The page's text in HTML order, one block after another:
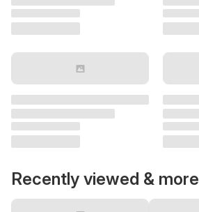
Recently viewed & more